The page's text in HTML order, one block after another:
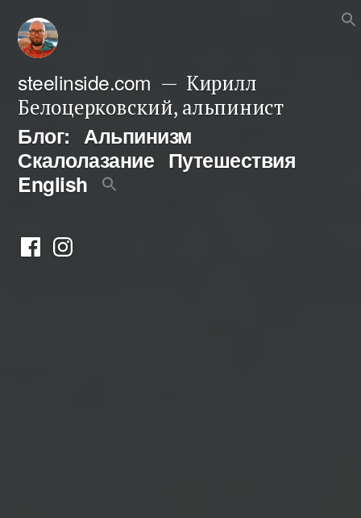
Перейти
содержимому
steelinside.com
Кирилл
Белоцерковский, альпинист
Блог: Альпинизм
Скалолазание Путешествия
English
ФейсбукИнстаграм